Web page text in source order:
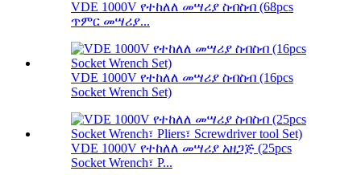
VDE 1000V የተከለለ መሣሪያ ስብስብ (68pcs
ጥምር መሣሪያ...
VDE 1000V የተከለለ መሣሪያ ስብስብ (16pcs
Socket Wrench Set)
VDE 1000V የተከለለ መሣሪያ አዘጋጅ (25pcs
Socket Wrench፣ P...